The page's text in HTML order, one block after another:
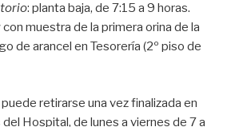
: planta baja, de 7:15 a 9 horas.
muestra de la primera orina de la
de arancel en Tesorería (2º piso de
retirarse una vez finalizada en
Hospital, de lunes a viernes de 7 a